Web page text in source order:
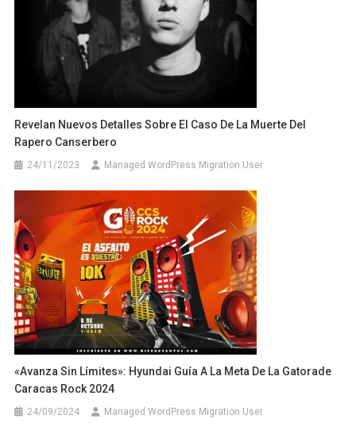
Revelan Nuevos Detalles Sobre El Caso De La Muerte Del
Rapero Canserbero
24/11/2023 Managed WordPress Migration User
«Avanza Sin Límites»: Hyundai Guía A La Meta De La Gatorade
Caracas Rock 2024
24/09/2024 Managed WordPress Migration User